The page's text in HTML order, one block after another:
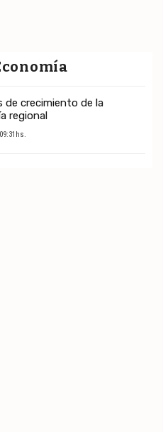
de crecimiento de la
regional